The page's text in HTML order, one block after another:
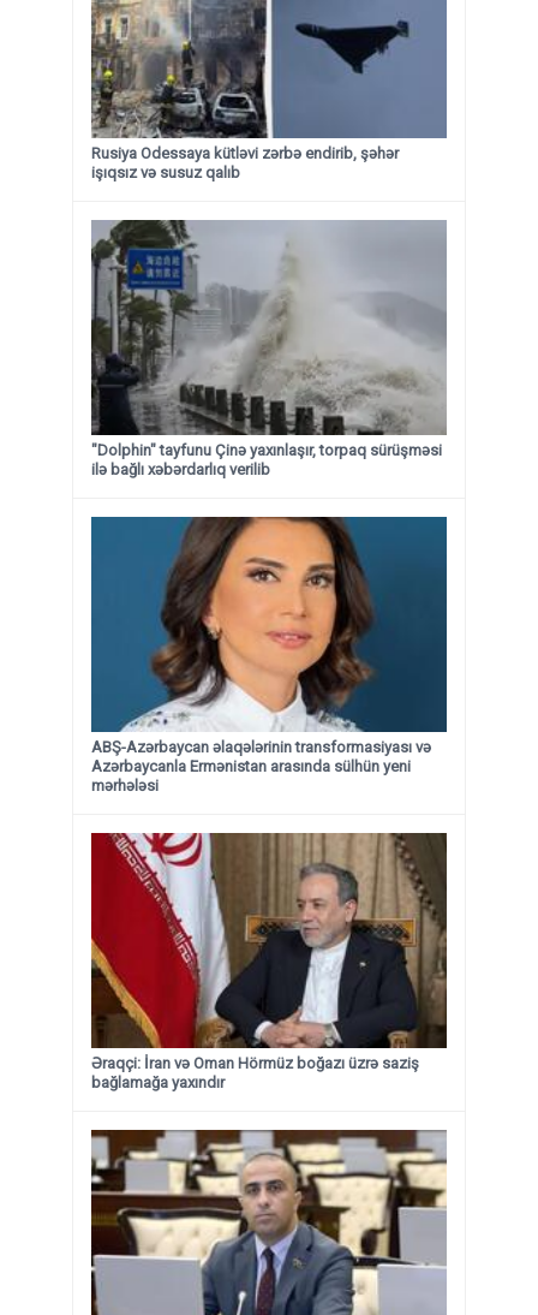
Rusiya Odessaya kütləvi zərbə endirib, şəhər
işıqsız və susuz qalıb
"Dolphin" tayfunu Çinə yaxınlaşır, torpaq sürüşməsi
ilə bağlı xəbərdarlıq verilib
ABŞ-Azərbaycan əlaqələrinin transformasiyası və
Azərbaycanla Ermənistan arasında sülhün yeni
mərhələsi
Əraqçi: İran və Oman Hörmüz boğazı üzrə saziş
bağlamağa yaxındır